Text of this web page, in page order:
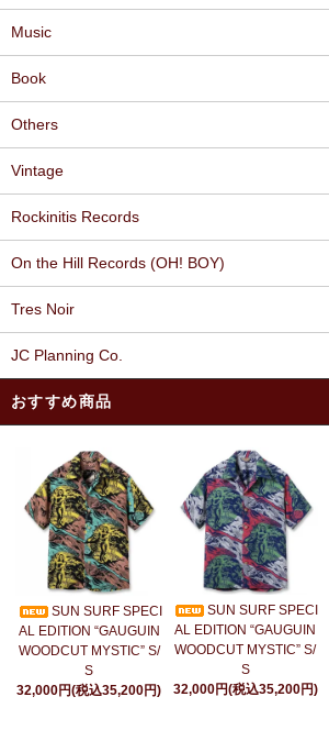
Music
Book
Others
Vintage
Rockinitis Records
On the Hill Records (OH! BOY)
Tres Noir
JC Planning Co.
おすすめ商品
SUN SURF SPECI
AL EDITION “GAUGUIN
WOODCUT MYSTIC” S/
S
32,000円(税込35,200円)
SUN SURF SPECI
AL EDITION “GAUGUIN
WOODCUT MYSTIC” S/
S
32,000円(税込35,200円)